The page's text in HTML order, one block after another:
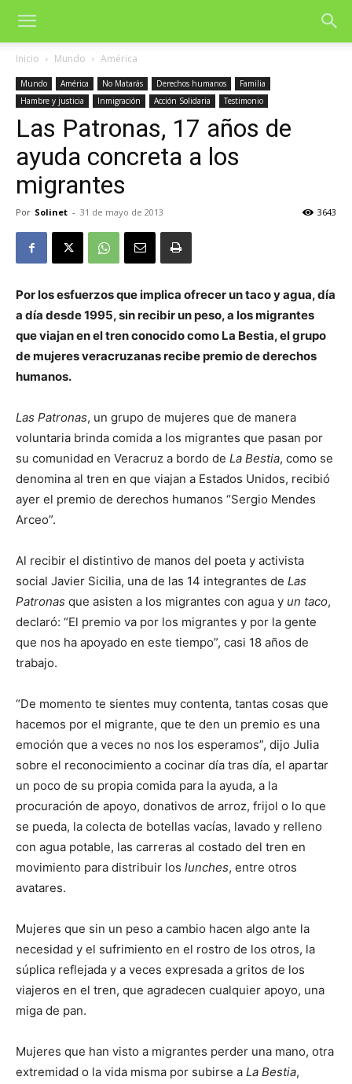
Inicio Mundo América
Mundo América No Matarás Derechos humanos
Familia
Hambre y justicia
Inmigración Acción Solidaria Testimonio
Las Patronas, 17 años de
ayuda concreta a los
migrantes
Por Solinet - 31 de mayo de 2013 3643
Por los esfuerzos que implica ofrecer un taco y agua, día
a día desde 1995, sin recibir un peso, a los migrantes
que viajan en el tren conocido como La Bestia, el grupo
de mujeres veracruzanas recibe premio de derechos
humanos.
Las Patronas, un grupo de mujeres que de manera
voluntaria brinda comida a los migrantes que pasan por
su comunidad en Veracruz a bordo de La Bestia, como se
denomina al tren en que viajan a Estados Unidos, recibió
ayer el premio de derechos humanos “Sergio Mendes
Arceo”.
Al recibir el distintivo de manos del poeta y activista
social Javier Sicilia, una de las 14 integrantes de Las
Patronas que asisten a los migrantes con agua y un taco,
declaró: “El premio va por los migrantes y por la gente
que nos ha apoyado en este tiempo”, casi 18 años de
trabajo.
“De momento te sientes muy contenta, tantas cosas que
hacemos por el migrante, que te den un premio es una
emoción que a veces no nos los esperamos”, dijo Julia
sobre el reconocimiento a cocinar día tras día, el apartar
un poco de su propia comida para la ayuda, a la
procuración de apoyo, donativos de arroz, frijol o lo que
se pueda, la colecta de botellas vacías, lavado y relleno
con agua potable, las carreras al costado del tren en
movimiento para distribuir los lunches, entre otros
avatares.
Mujeres que sin un peso a cambio hacen algo ante la
necesidad y el sufrimiento en el rostro de los otros, la
súplica reflejada y a veces expresada a gritos de los
viajeros en el tren, que agradecen cualquier apoyo, una
miga de pan.
Mujeres que han visto a migrantes perder una mano, otra
extremidad o la vida misma por subirse a La Bestia,